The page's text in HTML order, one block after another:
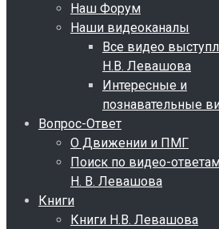
Наш Форум
Наши видеоканалы
Все видео
Н.В. Левашова
Интересные и
познавательные
Вопрос-Ответ
О Движении и ПМГ
Поиск по видео-
Н. В. Левашова
Книги
Книги Н.В. Левашова